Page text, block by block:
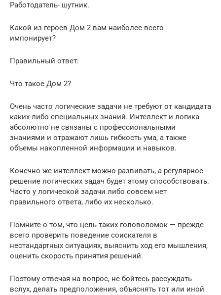
Работодатель- шутник.
Какой из героев Дом 2 вам наиболее всего
импонирует?
Правильный ответ:
Что такое Дом 2?
Очень часто логические задачи не требуют от кандидата
каких-либо специальных знаний. Интеллект и логика
абсолютно не связаны с профессиональными
знаниями и отражают лишь гибкость ума, а также
объемы накопленной информации и навыков.
Конечно же интеллект можно развивать, а регулярное
решение логических задач будет этому способствовать.
Часто у логической задачи либо совсем нет
правильного ответа, либо их несколько.
Помните о том, что цель таких головоломок — прежде
всего проверить поведение соискателя в
нестандартных ситуациях, выяснить ход его мышления,
оценить скорость принятия решений.
Поэтому отвечая на вопрос, не бойтесь рассуждать
вслух, делать предположения, объяснять тот или иной